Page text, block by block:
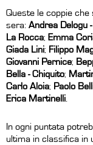
Queste le coppie
sera: Andrea Delogu
La Rocca; Emma
Giada Lini; Filippo
Giovanni Pernice;
Bella - Chiquito;
Carlo Aloia; Paolo
Erica Martinelli
In ogni puntata
ultima in classifica in